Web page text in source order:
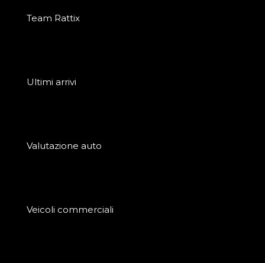
Team Rattix
Ultimi arrivi
Valutazione auto
Veicoli commerciali